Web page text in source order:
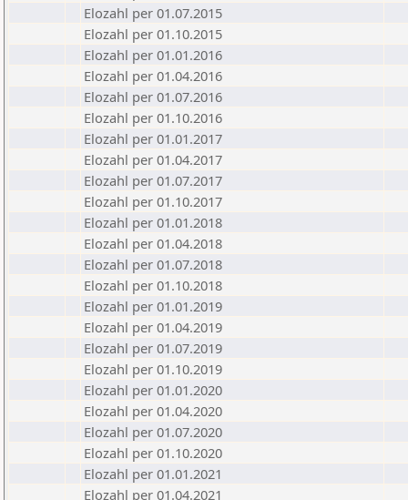
Elozahl per 01.07.2015
Elozahl per 01.10.2015
Elozahl per 01.01.2016
Elozahl per 01.04.2016
Elozahl per 01.07.2016
Elozahl per 01.10.2016
Elozahl per 01.01.2017
Elozahl per 01.04.2017
Elozahl per 01.07.2017
Elozahl per 01.10.2017
Elozahl per 01.01.2018
Elozahl per 01.04.2018
Elozahl per 01.07.2018
Elozahl per 01.10.2018
Elozahl per 01.01.2019
Elozahl per 01.04.2019
Elozahl per 01.07.2019
Elozahl per 01.10.2019
Elozahl per 01.01.2020
Elozahl per 01.04.2020
Elozahl per 01.07.2020
Elozahl per 01.10.2020
Elozahl per 01.01.2021
Elozahl per 01.04.2021